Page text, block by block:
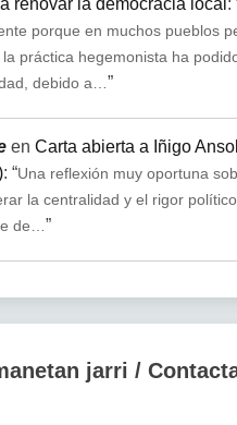
porque en muchos pueblos
práctica hegemonista ha
debido a… ”
en Carta abierta a Iñigo
: “Una reflexión muy oportuna
la centralidad y el rigor político
de… ”
jarri /